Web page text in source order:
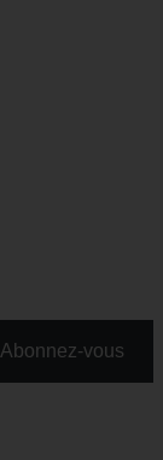
Abonnez-vous